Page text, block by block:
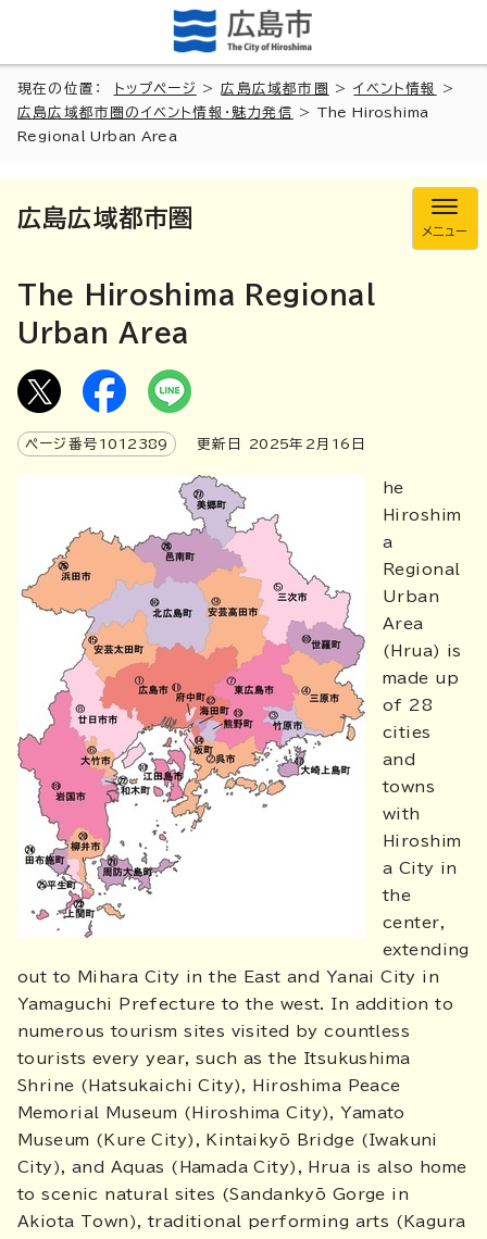
現在の位置： トップページ >広島広域都市圏 >イベント情報
>
広島広域都市圏のイベント情報・魅力発信
>The Hiroshima
Regional Urban Area
広島広域都市圏
メニュー
The Hiroshima Regional
Urban Area
ページ番号 1012389 更新日 2025年2月 16 日
he
Hiroshim
a
Regional
Urban
Area
(Hrua) is
made up
of 28
cities
and
towns
with
Hiroshim
a City in
the
center,
extending
out to Mihara City in the East and Yanai City in
Yamaguchi Prefecture to the west. In addition to
numerous tourism sites visited by countless
tourists every year, such as the Itsukushima
Shrine (Hatsukaichi City), Hiroshima Peace
Memorial Museum (Hiroshima City), Yamato
Museum (Kure City), Kintaikyō Bridge (Iwakuni
City), and Aquas (Hamada City), Hrua is also home
to scenic natural sites (Sandankyō Gorge in
Akiota Town), traditional performing arts (Kagura